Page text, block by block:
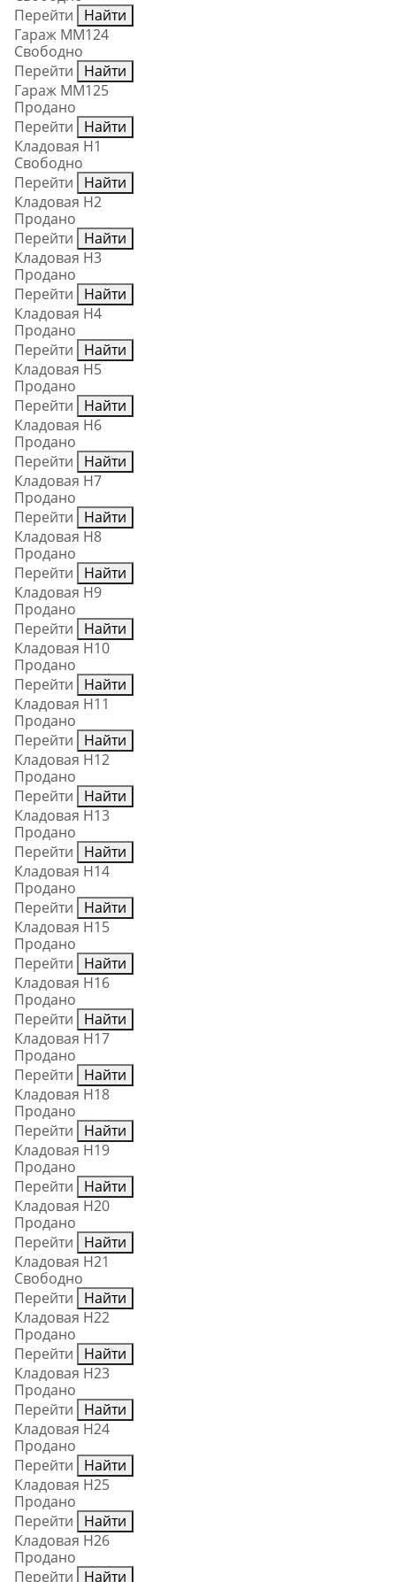
Перейти
Найти
Гараж ММ124
Свободно
Перейти
Найти
Гараж ММ125
Продано
Перейти
Найти
Кладовая Н1
Свободно
Перейти
Найти
Кладовая Н2
Продано
Перейти
Найти
Кладовая Н3
Продано
Перейти
Найти
Кладовая Н4
Продано
Перейти
Найти
Кладовая Н5
Продано
Перейти
Найти
Кладовая Н6
Продано
Перейти
Найти
Кладовая Н7
Продано
Перейти
Найти
Кладовая Н8
Продано
Перейти
Найти
Кладовая Н9
Продано
Перейти
Найти
Кладовая Н10
Продано
Перейти
Найти
Кладовая Н11
Продано
Перейти
Найти
Кладовая Н12
Продано
Перейти
Найти
Кладовая Н13
Продано
Перейти
Найти
Кладовая Н14
Продано
Перейти
Найти
Кладовая Н15
Продано
Перейти
Найти
Кладовая Н16
Продано
Перейти
Найти
Кладовая Н17
Продано
Перейти
Найти
Кладовая Н18
Продано
Перейти
Найти
Кладовая Н19
Продано
Перейти
Найти
Кладовая Н20
Продано
Перейти
Найти
Кладовая Н21
Свободно
Перейти
Найти
Кладовая Н22
Продано
Перейти
Найти
Кладовая Н23
Продано
Перейти
Найти
Кладовая Н24
Продано
Перейти
Найти
Кладовая Н25
Продано
Перейти
Найти
Кладовая Н26
Продано
Перейти
Найти